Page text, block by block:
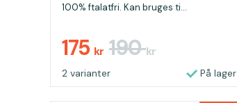
100% ftalatfri. Kan bruges ti...
175 kr 190kr
2 varianter På lager